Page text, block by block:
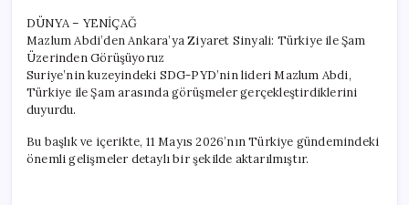
DÜNYA – YENİÇAĞ
Mazlum Abdi’den Ankara’ya Ziyaret Sinyali: Türkiye ile Şam
Üzerinden Görüşüyoruz
Suriye’nin kuzeyindeki SDG-PYD’nin lideri Mazlum Abdi,
Türkiye ile Şam arasında görüşmeler gerçekleştirdiklerini
duyurdu.
Bu başlık ve içerikte, 11 Mayıs 2026’nın Türkiye gündemindeki
önemli gelişmeler detaylı bir şekilde aktarılmıştır.